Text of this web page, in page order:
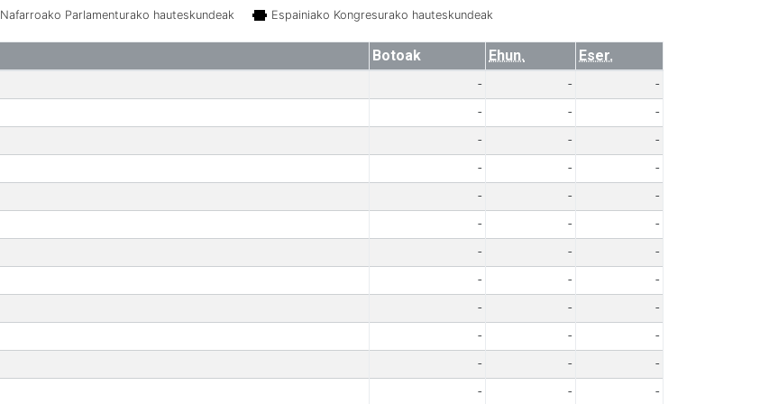
Nafarroako Parlamenturako hauteskundeak Espainiako Kongresurako hauteskundeak
Botoak Ehun.
Eser.
- -
-
- -
-
- -
-
- -
-
- -
-
- -
-
- -
-
- -
-
- -
-
- -
-
- -
-
- -
-